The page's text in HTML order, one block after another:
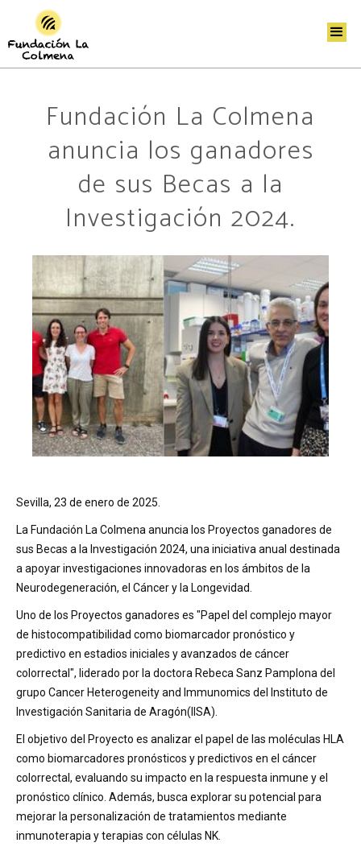
Fundación La Colmena
anuncia los ganadores
de sus Becas a la
Investigación 2024.
Sevilla, 23 de enero de 2025.
La Fundación La Colmena anuncia los Proyectos ganadores de
sus Becas a la Investigación 2024, una iniciativa anual destinada
a apoyar investigaciones innovadoras en los ámbitos de la
Neurodegeneración, el Cáncer y la Longevidad.
Uno de los Proyectos ganadores es "Papel del complejo mayor
de histocompatibilidad como biomarcador pronóstico y
predictivo en estadios iniciales y avanzados de cáncer
colorrectal", liderado por la doctora Rebeca Sanz Pamplona del
grupo Cancer Heterogeneity and Immunomics del Instituto de
Investigación Sanitaria de Aragón(IISA).
El objetivo del Proyecto es analizar el papel de las moléculas HLA
como biomarcadores pronósticos y predictivos en el cáncer
colorrectal, evaluando su impacto en la respuesta inmune y el
pronóstico clínico. Además, busca explorar su potencial para
mejorar la personalización de tratamientos mediante
inmunoterapia y terapias con células NK.